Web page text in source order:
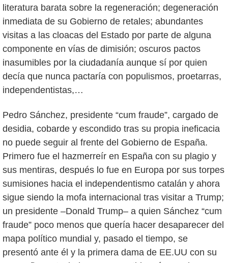
literatura barata sobre la regeneración; degeneración
inmediata de su Gobierno de retales; abundantes
visitas a las cloacas del Estado por parte de alguna
componente en vías de dimisión; oscuros pactos
inasumibles por la ciudadanía aunque sí por quien
decía que nunca pactaría con populismos, proetarras,
independentistas,…
Pedro Sánchez, presidente “cum fraude”, cargado de
desidia, cobarde y escondido tras su propia ineficacia
no puede seguir al frente del Gobierno de España.
Primero fue el hazmerreír en España con su plagio y
sus mentiras, después lo fue en Europa por sus torpes
sumisiones hacia el independentismo catalán y ahora
sigue siendo la mofa internacional tras visitar a Trump;
un presidente –Donald Trump– a quien Sánchez “cum
fraude” poco menos que quería hacer desaparecer del
mapa político mundial y, pasado el tiempo, se
presentó ante él y la primera dama de EE.UU con su